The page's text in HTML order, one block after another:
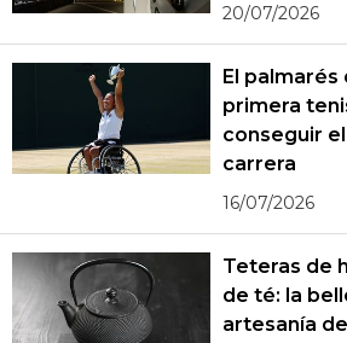
20/07/2026
El palmarés
primera
conseguir
carrera
16/07/2026
Teteras de
de té: la
artesanía